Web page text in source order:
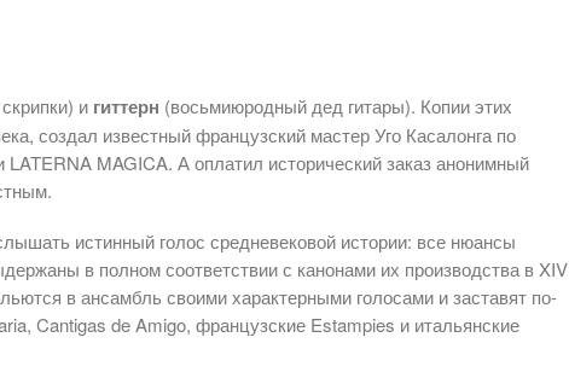
и гиттерн (восьмиюродный дед гитары). Копии этих
создал известный французский мастер Уго Касалонга по
MAGICA. А оплатил исторический заказ анонимный
истинный голос средневековой истории: все нюансы
в полном соответствии с канонами их производства в XIV
в ансамбль своими характерными голосами и заставят по-
Cantigas de Amigo, французские Estampies и итальянские